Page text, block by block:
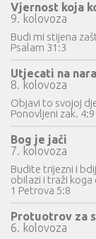
Vjernost koja
9. kolovoza
Budi mi stijena
Psalam 31:3
Utjecati na
8. kolovoza
Objavi to svojoj
Ponovljeni zak. 4:9
Bog je jači
7. kolovoza
Budite trijezni i
obilazi i traži
1 Petrova 5:8
Protuotrov za
6. kolovoza